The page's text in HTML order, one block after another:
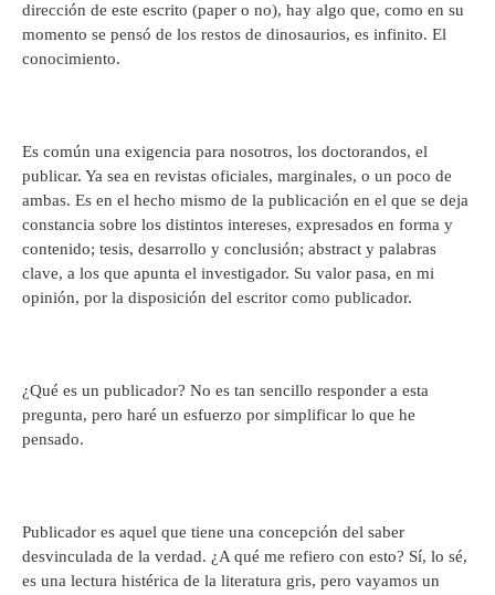
dirección de este escrito (paper o no), hay algo que, como en su
momento se pensó de los restos de dinosaurios, es infinito. El
conocimiento.
Es común una exigencia para nosotros, los doctorandos, el
publicar. Ya sea en revistas oficiales, marginales, o un poco de
ambas. Es en el hecho mismo de la publicación en el que se deja
constancia sobre los distintos intereses, expresados en forma y
contenido; tesis, desarrollo y conclusión; abstract y palabras
clave, a los que apunta el investigador. Su valor pasa, en mi
opinión, por la disposición del escritor como publicador.
¿Qué es un publicador? No es tan sencillo responder a esta
pregunta, pero haré un esfuerzo por simplificar lo que he
pensado.
Publicador es aquel que tiene una concepción del saber
desvinculada de la verdad. ¿A qué me refiero con esto? Sí, lo sé,
es una lectura histérica de la literatura gris, pero vayamos un